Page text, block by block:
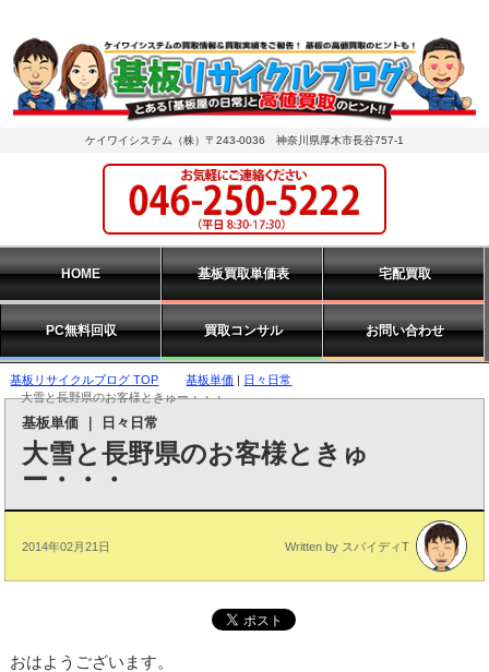
基板リサイクルブログ TOP 基板単価 | 日々日常
大雪と長野県のお客様ときゅー・・・
基板単価 日々日常
大雪と長野県のお客様ときゅ
ー・・・
2014年02月21日 Written by スパイディT
おはようございます。
ケイワイシステム（株）〒243-0036 神奈川県厚木市長谷757-1
HOME 基板買取単価表 宅配買取
PC無料回収 買取コンサル お問い合わせ